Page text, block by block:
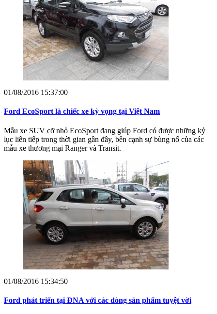
01/08/2016 15:37:00
Ford EcoSport là chiếc xe kỳ vọng tại Việt Nam
Mẫu xe SUV cỡ nhỏ EcoSport đang giúp Ford có được những kỷ
lục liên tiếp trong thời gian gần đây, bên cạnh sự bùng nổ của các
mẫu xe thương mại Ranger và Transit.
01/08/2016 15:34:50
Ford phát triển tại ĐNA với các dòng sản phẩm tuyệt vời